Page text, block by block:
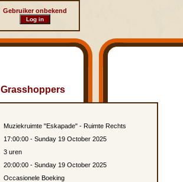
Gebruiker onbekend
Grasshoppers
Muziekruimte "Eskapade" - Ruimte Rechts
17:00:00 - Sunday 19 October 2025
3 uren
20:00:00 - Sunday 19 October 2025
Occasionele Boeking